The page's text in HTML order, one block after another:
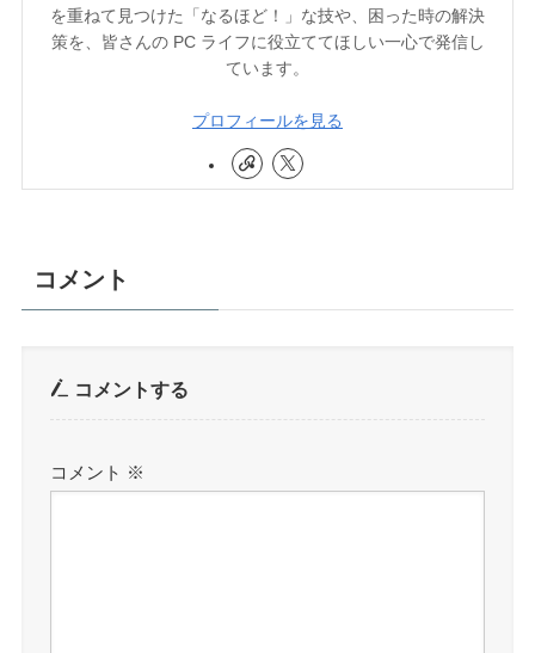
を重ねて見つけた「なるほど！」な技や、困った時の解決
策を、皆さんの PC ライフに役立ててほしい一心で発信し
ています。
プロフィールを見る
コメント
コメントする
コメント ※